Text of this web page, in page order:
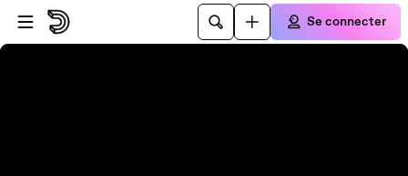
Passer au player
Passer au contenu principal
Se connecter